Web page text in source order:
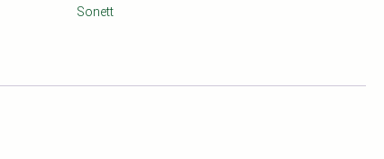
Sonett